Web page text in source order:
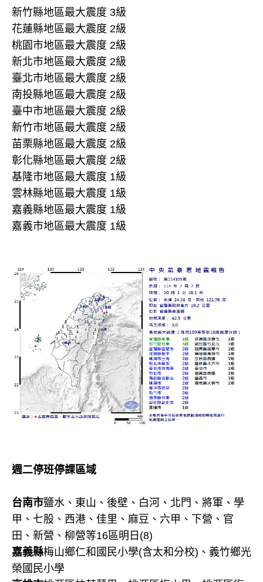
新竹縣地區最大震度 3級
花蓮縣地區最大震度 2級
桃園市地區最大震度 2級
新北市地區最大震度 2級
臺北市地區最大震度 2級
南投縣地區最大震度 2級
臺中市地區最大震度 2級
新竹市地區最大震度 2級
苗栗縣地區最大震度 2級
彰化縣地區最大震度 2級
基隆市地區最大震度 1級
雲林縣地區最大震度 1級
嘉義縣地區最大震度 1級
嘉義市地區最大震度 1級
週二停班停課區域
台南市鹽水、東山、後壁、白河、北門、將軍、學
甲、七股、西港、佳里、麻豆、六甲、下營、官
田、新營、柳營等16區明日(8)
嘉義縣梅山鄉仁和國民小學(含太和分校)、義竹鄉光
榮國民小學